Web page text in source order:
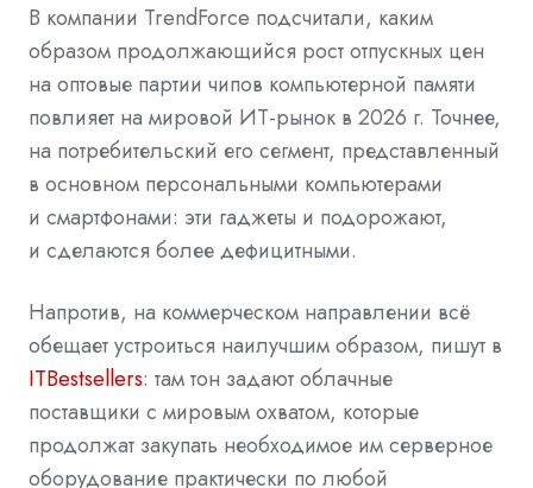
В компании TrendForce подсчитали, каким
образом продолжающийся рост отпускных цен
на оптовые партии чипов компьютерной памяти
повлияет на мировой ИТ-рынок в 2026 г. Точнее,
на потребительский его сегмент, представленный
в основном персональными компьютерами
и смартфонами: эти гаджеты и подорожают,
и сделаются более дефицитными.
Напротив, на коммерческом направлении всё
обещает устроиться наилучшим образом, пишут в
ITBestsellers: там тон задают облачные
поставщики с мировым охватом, которые
продолжат закупать необходимое им серверное
оборудование практически по любой